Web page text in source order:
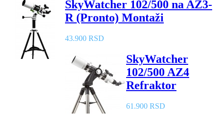
SkyWatcher 102/500 na AZ3-
R (Pronto) Montaži
43.900 RSD
SkyWatcher
102/500 AZ4
Refraktor
61.900 RSD